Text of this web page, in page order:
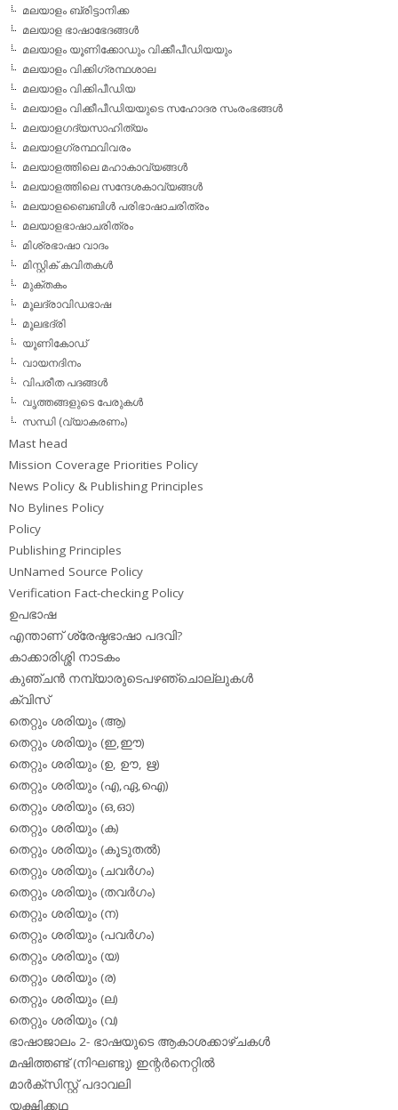
മലയാളം ബ്രിട്ടാനിക്ക
മലയാള ഭാഷാഭേദങ്ങള്‍
മലയാളം യൂണിക്കോഡും വിക്കീപീഡിയയും
മലയാളം വിക്കിഗ്രന്ഥശാല
മലയാളം വിക്കിപീഡിയ
മലയാളം വിക്കീപീഡിയയുടെ സഹോദര സംരംഭങ്ങള്‍
മലയാളഗദ്യസാഹിത്യം
മലയാളഗ്രന്ഥവിവരം
മലയാളത്തിലെ മഹാകാവ്യങ്ങള്‍
മലയാളത്തിലെ സന്ദേശകാവ്യങ്ങള്‍
മലയാളബൈബിള്‍ പരിഭാഷാചരിത്രം
മലയാളഭാഷാചരിത്രം
മിശ്രഭാഷാ വാദം
മിസ്റ്റിക് കവിതകള്‍
മുക്തകം
മൂലദ്രാവിഡഭാഷ
മൂലഭദ്രി
യൂണികോഡ്
വായനദിനം
വിപരീത പദങ്ങള്‍
വൃത്തങ്ങളുടെ പേരുകള്‍
സന്ധി (വ്യാകരണം)
Mast head
Mission Coverage Priorities Policy
News Policy & Publishing Principles
No Bylines Policy
Policy
Publishing Principles
UnNamed Source Policy
Verification Fact-checking Policy
ഉപഭാഷ
എന്താണ് ശ്രേഷ്ഠഭാഷാ പദവി?
കാക്കാരിശ്ശി നാടകം
കുഞ്ചന്‍ നമ്പ്യാരുടെപഴഞ്ചൊല്ലുകള്‍
ക്വിസ്
തെറ്റും ശരിയും (ആ)
തെറ്റും ശരിയും (ഇ,ഈ)
തെറ്റും ശരിയും (ഉ, ഊ, ഋ)
തെറ്റും ശരിയും (എ,ഏ,ഐ)
തെറ്റും ശരിയും (ഒ,ഓ)
തെറ്റും ശരിയും (ക)
തെറ്റും ശരിയും (കൂടുതല്‍)
തെറ്റും ശരിയും (ചവര്‍ഗം)
തെറ്റും ശരിയും (തവര്‍ഗം)
തെറ്റും ശരിയും (ന)
തെറ്റും ശരിയും (പവര്‍ഗം)
തെറ്റും ശരിയും (യ)
തെറ്റും ശരിയും (ര)
തെറ്റും ശരിയും (ല)
തെറ്റും ശരിയും (വ)
ഭാഷാജാലം 2- ഭാഷയുടെ ആകാശക്കാഴ്ചകള്‍
മഷിത്തണ്ട് (നിഘണ്ടു) ഇന്റര്‍നെറ്റില്‍
മാര്‍ക്‌സിസ്റ്റ് പദാവലി
യക്ഷിക്കഥ